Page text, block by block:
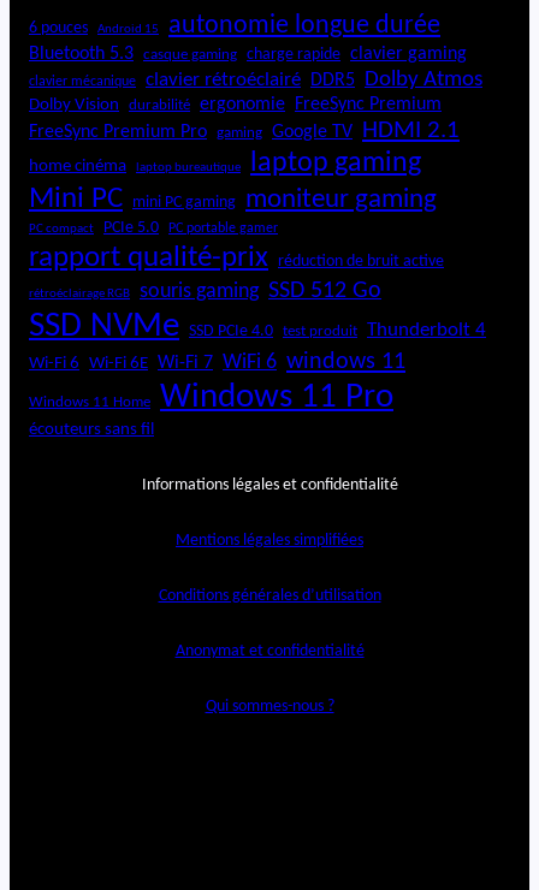
6 pouces Android 15 autonomie longue durée
Bluetooth 5.3 casque gaming charge rapide clavier gaming
clavier mécanique clavier rétroéclairé DDR5 Dolby Atmos
Dolby Vision durabilité ergonomie
FreeSync Premium
FreeSync Premium Pro
gaming Google TV HDMI 2.1
home cinéma laptop bureautique laptop gaming
Mini PC mini PC gaming moniteur gaming
PC compact PCIe 5.0 PC portable gamer
rapport qualité-prix réduction de bruit active
rétroéclairage RGB souris gaming SSD 512 Go
SSD NVMe SSD PCIe 4.0 test produit Thunderbolt 4
Wi-Fi 6 Wi-Fi 6E Wi-Fi 7 WiFi 6 windows 11
Windows 11 Home Windows 11 Pro
écouteurs sans fil
Informations légales et confidentialité
Mentions légales simplifiées
Conditions générales d’utilisation
Anonymat et confidentialité
Qui sommes-nous ?